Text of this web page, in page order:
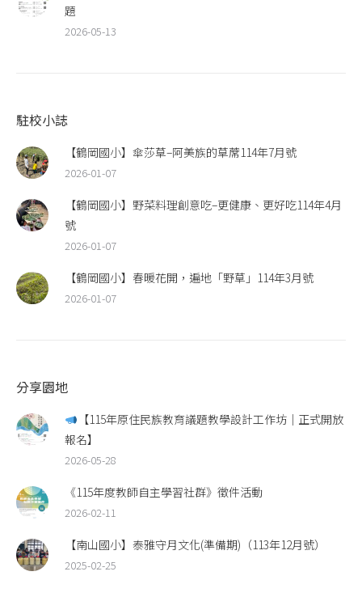
題
2026-05-13
駐校小誌
【鶴岡國小】傘莎草–阿美族的草蓆114年7月號
2026-01-07
【鶴岡國小】野菜料理創意吃–更健康、更好吃114年4月
號
2026-01-07
【鶴岡國小】春暖花開，遍地「野草」114年3月號
2026-01-07
分享園地
【115年原住民族教育議題教學設計工作坊｜正式開放
報名】
2026-05-28
《115年度教師自主學習社群》徵件活動
2026-02-11
【南山國小】泰雅守月文化(準備期)（113年12月號）
2025-02-25